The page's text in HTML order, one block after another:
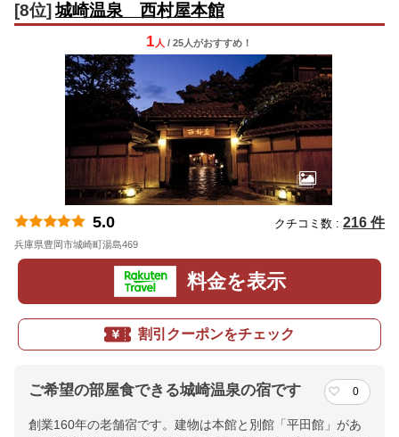
[8位] 城崎温泉 西村屋本館
1 人 / 25人がおすすめ！
5.0 クチコミ数 : 216 件
兵庫県豊岡市城崎町湯島469
料金を表示
割引クーポンをチェック
ご希望の部屋食できる城崎温泉の宿です 0
創業160年の老舗宿です。建物は本館と別館「平田館」があ